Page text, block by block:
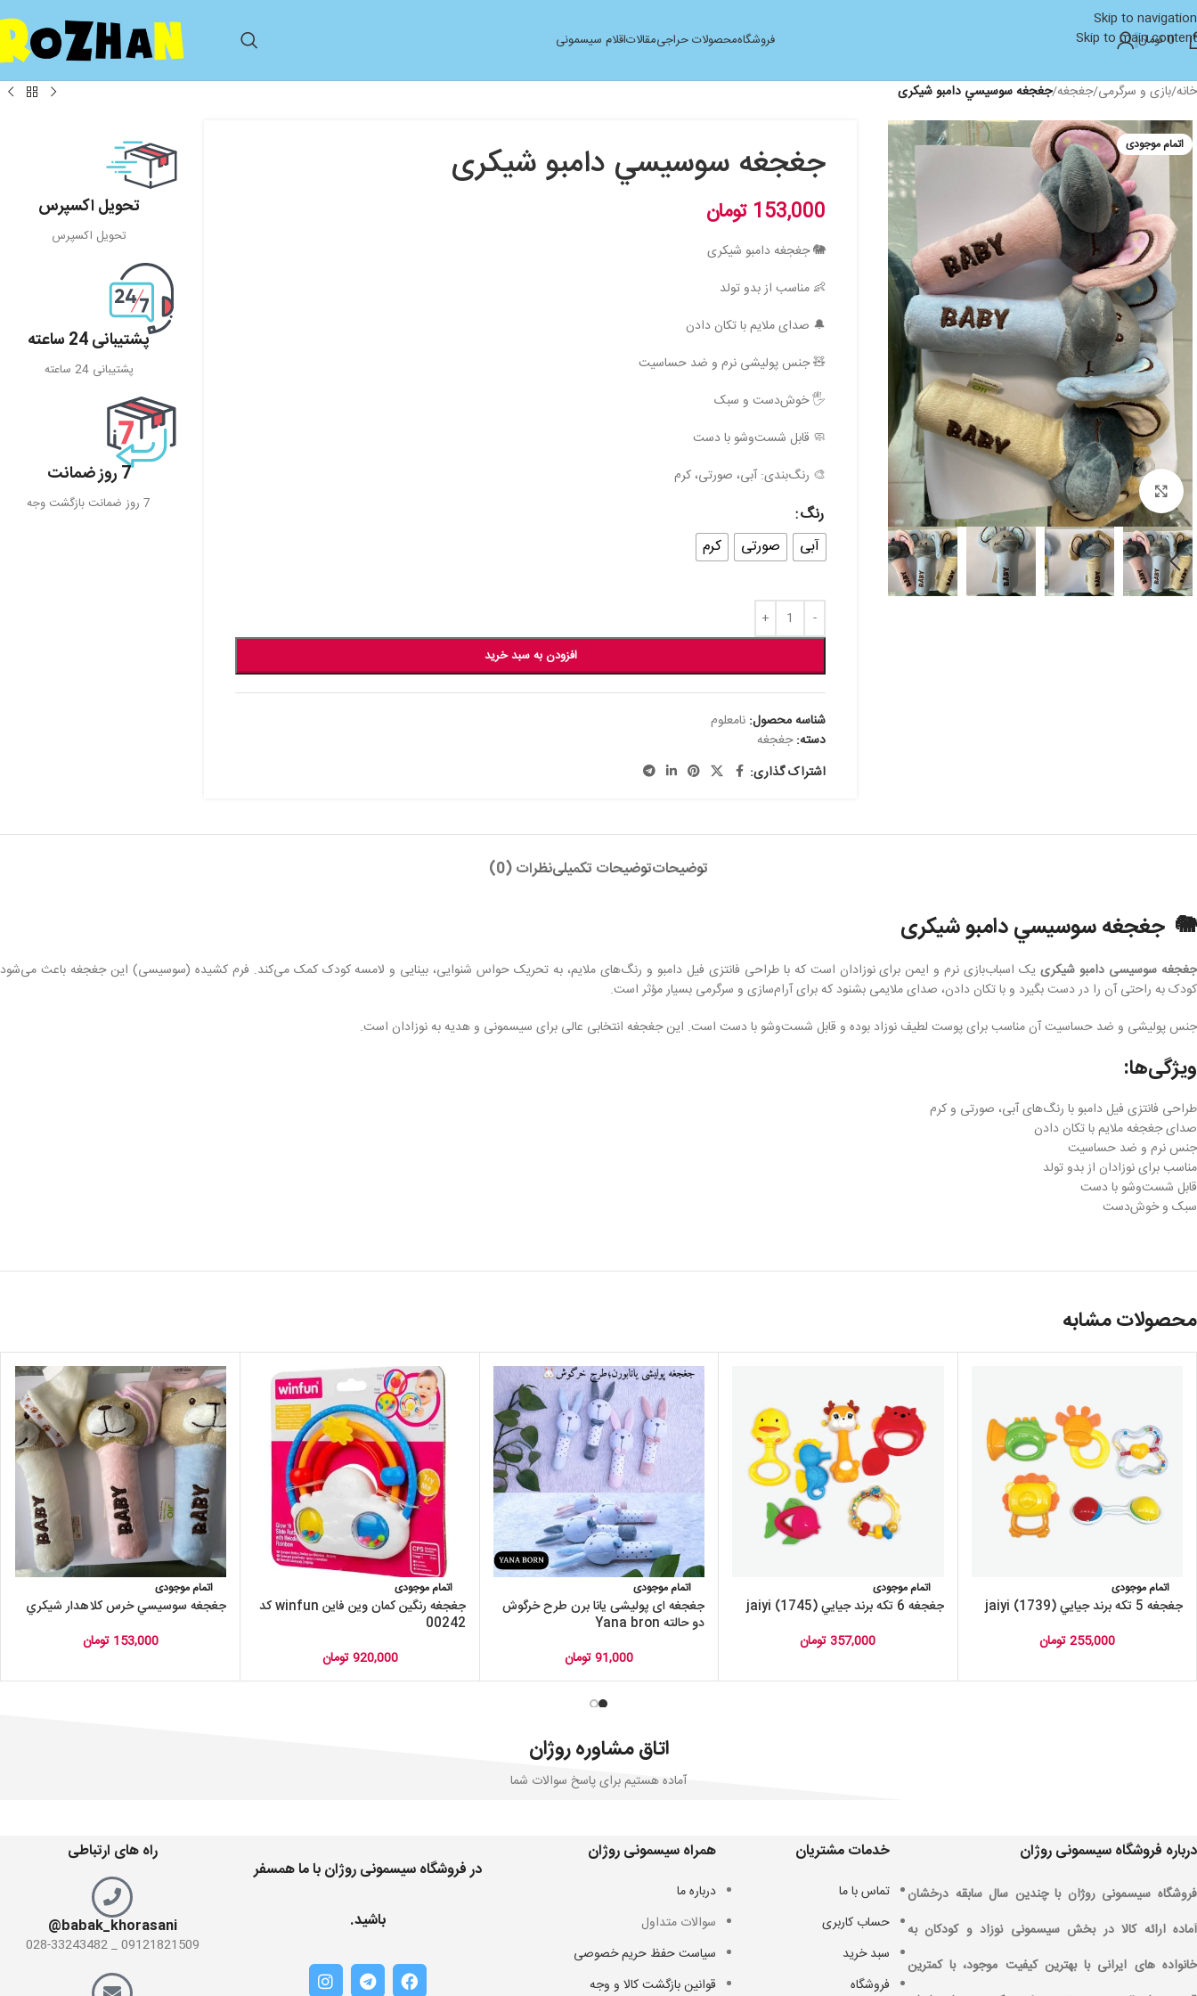
Skip to navigation
Skip to main content
0تومان فروشگاهمحصولات حراجیمقالاتاقلام سیسمونی
خانه/بازی و سرگرمی/جغجغه/جغجغه سوسيسي دامبو شيکری
اتمام موجودی
بزرگنمایی تصویر
جغجغه سوسيسي دامبو شيکری
153,000 تومان
🐘 جغجغه دامبو شيکری
👶 مناسب از بدو تولد
🔔 صدای ملایم با تکان دادن
🧸 جنس پولیشی نرم و ضد حساسیت
🖐 خوش‌دست و سبک
🧼 قابل شست‌وشو با دست
🎨 رنگ‌بندی: آبی، صورتی، کرم
رنگ
آبی
صورتی کرم
افزودن به سبد خرید
شناسه محصول: نامعلوم
دسته:جغجغه
اشتراک گذاری:
تحویل اکسپرس
تحویل اکسپرس
پشتیبانی 24 ساعته
پشتیبانی 24 ساعته
7 روز ضمانت
7 روز ضمانت بازگشت وجه
توضیحاتتوضیحات تکمیلینظرات (0)
🐘 جغجغه سوسيسي دامبو شيکری
جغجغه سوسیسی دامبو شيکرییک اسباب‌بازی نرم و ایمن برای نوزادان است که با طراحی فانتزی فیل دامبو و رنگ‌های ملایم، به تحریک حواس شنوایی، بینایی و لامسه کودک کمک می‌کند. فرم کشیده (سوسیسی) این جغجغه باعث می‌شود
کودک به راحتی آن را در دست بگیرد و با تکان دادن، صدای ملایمی بشنود که برای آرام‌سازی و سرگرمی بسیار مؤثر است.
جنس پولیشی و ضد حساسیت آن مناسب برای پوست لطیف نوزاد بوده و قابل شست‌وشو با دست است. این جغجغه انتخابی عالی برای سیسمونی و هدیه به نوزادان است.
ویژگی‌ها:
طراحی فانتزی فیل دامبو با رنگ‌های آبی، صورتی و کرم
صدای جغجغه ملایم با تکان دادن
جنس نرم و ضد حساسیت
مناسب برای نوزادان از بدو تولد
قابل شست‌وشو با دست
سبک و خوش‌دست
محصولات مشابه
اتمام موجودی
جغجغه 5 تکه برند جيايي jaiyi (1739)
255,000تومان
اتمام موجودی
جغجغه 6 تکه برند جيايي jaiyi (1745)
357,000 تومان
اتمام موجودی
جغجغه ای پولیشی یانا برن طرح خرگوش
دو حالته Yana bron
91,000تومان
اتمام موجودی
جغجغه رنگین کمان وین فاین winfun کد
00242
920,000تومان
اتمام موجودی
جغجغه سوسيسي خرس کلاهدار شيکري
153,000 تومان
اتاق مشاوره روژان
آماده هستیم برای پاسخ سوالات شما
درباره فروشگاه سیسمونی روژان
فروشگاه سیسمونی روژان با چندین سال سابقه درخشان
آماده ارائه کالا در بخش سیسمونی نوزاد و کودکان به
خانواده های ایرانی با بهترین کیفیت موجود، با کمترین
خدمات مشتریان
تماس با ما
حساب کاربری
سبد خرید
فروشگاه
همراه سیسمونی روژان
درباره ما
سوالات متداول
سیاست حفظ حریم خصوصی
قوانین بازگشت کالا و وجه
در فروشگاه سیسمونی روژان با ما همسفر
باشید.
راه های ارتباطی
babak_khorasani@
09121821509 _ 028-33243482